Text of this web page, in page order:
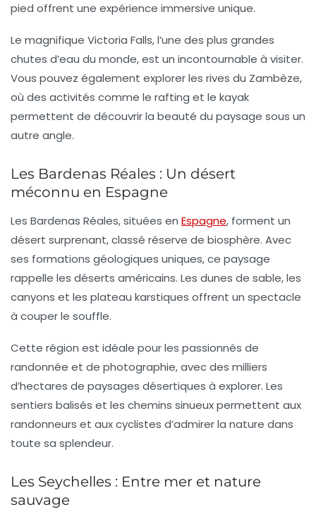
pied offrent une expérience immersive unique.
Le magnifique Victoria Falls, l’une des plus grandes
chutes d’eau du monde, est un incontournable à visiter.
Vous pouvez également explorer les rives du Zambèze,
où des activités comme le rafting et le kayak
permettent de découvrir la beauté du paysage sous un
autre angle.
Les Bardenas Réales : Un désert
méconnu en Espagne
Les Bardenas Réales, situées en Espagne, forment un
désert surprenant, classé réserve de biosphère. Avec
ses formations géologiques uniques, ce paysage
rappelle les déserts américains. Les dunes de sable, les
canyons et les plateau karstiques offrent un spectacle
à couper le souffle.
Cette région est idéale pour les passionnés de
randonnée et de photographie, avec des milliers
d’hectares de paysages désertiques à explorer. Les
sentiers balisés et les chemins sinueux permettent aux
randonneurs et aux cyclistes d’admirer la nature dans
toute sa splendeur.
Les Seychelles : Entre mer et nature
sauvage